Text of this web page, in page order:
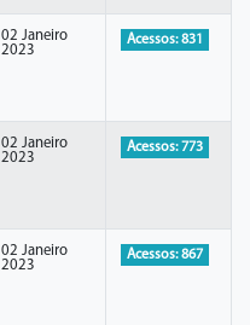
02 Janeiro
2023
Acessos: 831
02 Janeiro
2023
Acessos: 773
02 Janeiro
2023
Acessos: 867